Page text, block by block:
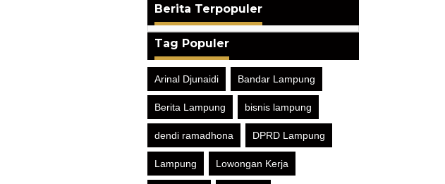
Berita Terpopuler
Tag Populer
Arinal Djunaidi Bandar Lampung
Berita Lampung bisnis lampung
dendi ramadhona DPRD Lampung
Lampung Lowongan Kerja